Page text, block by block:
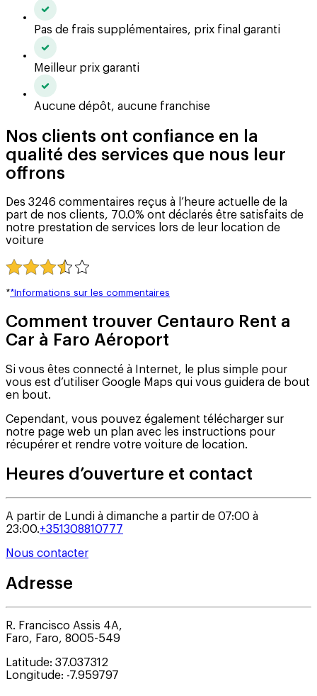
Pas de frais supplémentaires, prix final garanti
Meilleur prix garanti
Aucune dépôt, aucune franchise
Nos clients ont confiance en la
qualité des services que nous leur
offrons
Des 3246 commentaires reçus à l’heure actuelle de la
part de nos clients, 70.0% ont déclarés être satisfaits de
notre prestation de services lors de leur location de
voiture
**Informations sur les commentaires
Comment trouver Centauro Rent a
Car à Faro Aéroport
Si vous êtes connecté à Internet, le plus simple pour
vous est d’utiliser Google Maps qui vous guidera de bout
en bout.
Cependant, vous pouvez également télécharger sur
notre page web un plan avec les instructions pour
récupérer et rendre votre voiture de location.
Heures d’ouverture et contact
A partir de Lundi à dimanche a partir de 07:00 à
23:00.+351308810777
Nous contacter
Adresse
R. Francisco Assis 4A,
Faro, Faro, 8005-549
Latitude: 37.037312
Longitude: -7.959797